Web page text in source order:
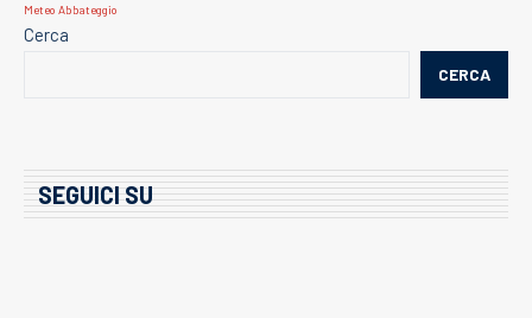
Meteo Abbateggio
Cerca
CERCA
SEGUICI SU